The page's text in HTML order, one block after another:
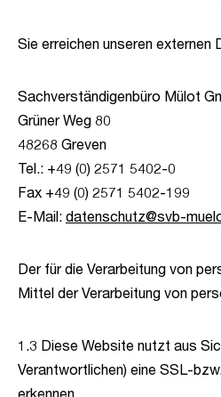
Sie erreichen unseren
Sachverständigenbüro Mülot
Grüner Weg 80
48268 Greven
Tel.: +49 (0) 2571 5402-0
Fax +49 (0) 2571 5402-199
E-Mail: datenschutz@svb-
Der für die Verarbeitung von
Mittel der Verarbeitung von
1.3 Diese Website nutzt aus
Verantwortlichen) eine SSL-
erkennen.